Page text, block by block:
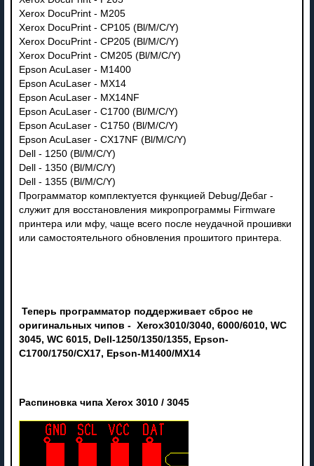
Xerox DocuPrint - M205
Xerox DocuPrint - CP105 (Bl/M/C/Y)
Xerox DocuPrint - CP205 (Bl/M/C/Y)
Xerox DocuPrint - CM205 (Bl/M/C/Y)
Epson AcuLaser - M1400
Epson AcuLaser - MX14
Epson AcuLaser - MX14NF
Epson AcuLaser - C1700 (Bl/M/C/Y)
Epson AcuLaser - C1750 (Bl/M/C/Y)
Epson AcuLaser - CX17NF (Bl/M/C/Y)
Dell - 1250 (Bl/M/C/Y)
Dell - 1350 (Bl/M/C/Y)
Dell - 1355 (Bl/M/C/Y)
Программатор комплектуется функцией Debug/Дебаг -
служит для восстановления микропрограммы Firmware
принтера или мфу, чаще всего после неудачной прошивки
или самостоятельного обновления прошитого принтера.
Теперь программатор поддерживает сброс не
оригинальных чипов - Xerox3010/3040, 6000/6010, WC
3045, WC 6015, Dell-1250/1350/1355, Epson-
C1700/1750/CX17, Epson-M1400/MX14
Распиновка чипа Xerox 3010 / 3045